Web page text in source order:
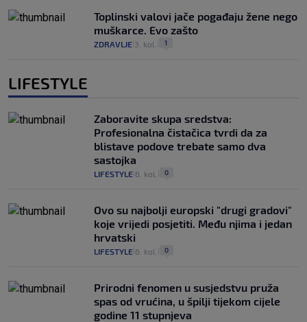
Toplinski valovi jače pogađaju žene nego
muškarce. Evo zašto
ZDRAVLJE 3. kol. 1
LIFESTYLE
Zaboravite skupa sredstva:
Profesionalna čistačica tvrdi da za
blistave podove trebate samo dva
sastojka
LIFESTYLE 6. kol. 0
Ovo su najbolji europski "drugi gradovi"
koje vrijedi posjetiti. Među njima i jedan
hrvatski
LIFESTYLE 6. kol. 0
Prirodni fenomen u susjedstvu pruža
spas od vrućina, u špilji tijekom cijele
godine 11 stupnjeva